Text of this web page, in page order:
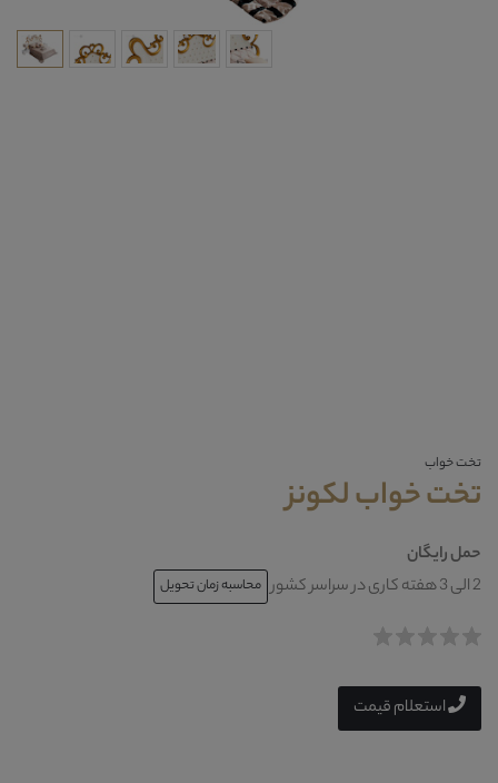
تخت خواب
تخت خواب لکونز
حمل رایگان
2 الی 3 هفته کاری در سراسر کشور
محاسبه زمان تحویل
استعلام قیمت